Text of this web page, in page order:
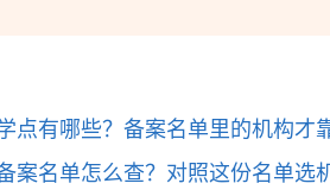
点有哪些？备案名单里的机构才
案名单怎么查？对照这份名单选